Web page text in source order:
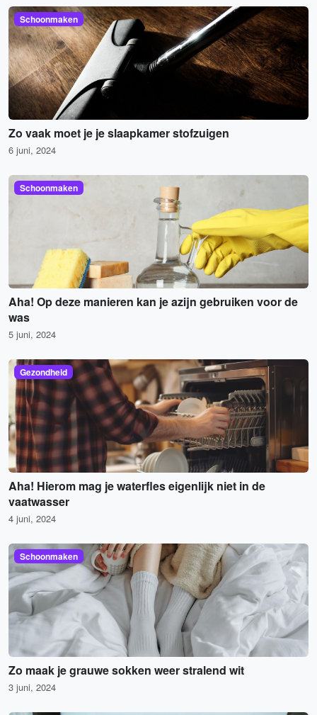
Schoonmaken
Zo vaak moet je je slaapkamer stofzuigen
6 juni, 2024
Schoonmaken
Aha! Op deze manieren kan je azijn gebruiken voor de
was
5 juni, 2024
Gezondheid
Aha! Hierom mag je waterfles eigenlijk niet in de
vaatwasser
4 juni, 2024
Schoonmaken
Zo maak je grauwe sokken weer stralend wit
3 juni, 2024